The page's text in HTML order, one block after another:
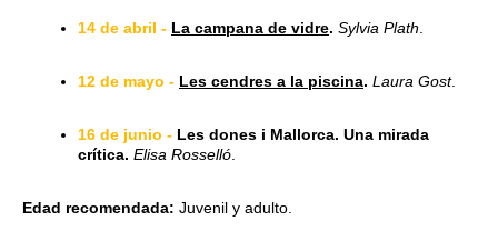
14 de abril - La campana de vidre. Sylvia Plath.
12 de mayo - Les cendres a la piscina. Laura Gost.
16 de junio - Les dones i Mallorca. Una mirada
crítica. Elisa Rosselló.
Edad recomendada: Juvenil y adulto.